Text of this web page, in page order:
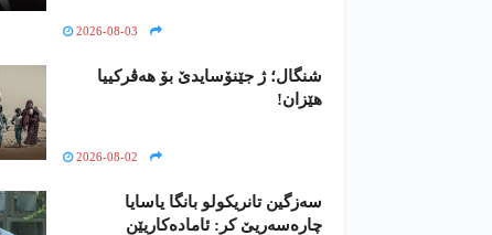
2026-08-03
شنگال؛ ژ جێنۆسایدێ بۆ هەڤرکییا
هێزان!
2026-08-02
سەزگین تانریکولو بانگا یاسایا
چارەسەریێ کر: ئامادەکاریێن